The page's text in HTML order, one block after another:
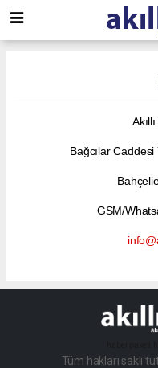
Bağcılar
GSM/
Tüm hakları saklı